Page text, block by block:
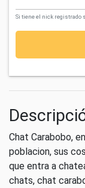
Si tiene el nick registrado
Chat Carabobo,
poblacion, sus
que entra a
chats, chat